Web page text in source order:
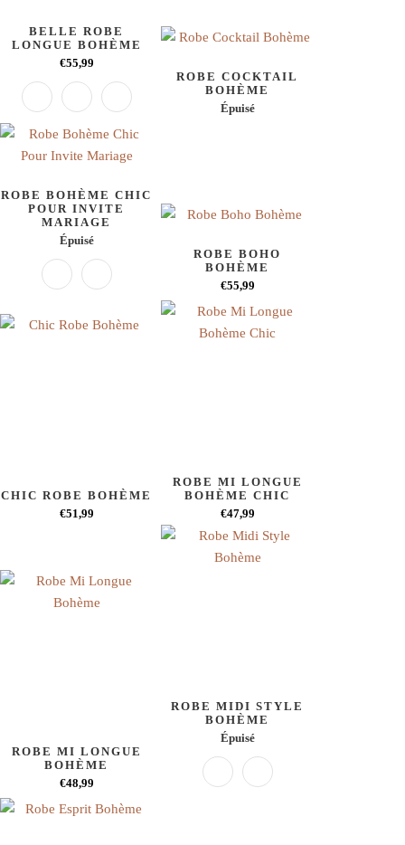
BELLE ROBE
LONGUE BOHÈME
€55,99
ROBE COCKTAIL
BOHÈME
Épuisé
ROBE BOHÈME CHIC
POUR INVITE
MARIAGE
Épuisé
ROBE BOHO
BOHÈME
€55,99
CHIC ROBE BOHÈME
€51,99
ROBE MI LONGUE
BOHÈME CHIC
€47,99
ROBE MI LONGUE
BOHÈME
€48,99
ROBE MIDI STYLE
BOHÈME
Épuisé